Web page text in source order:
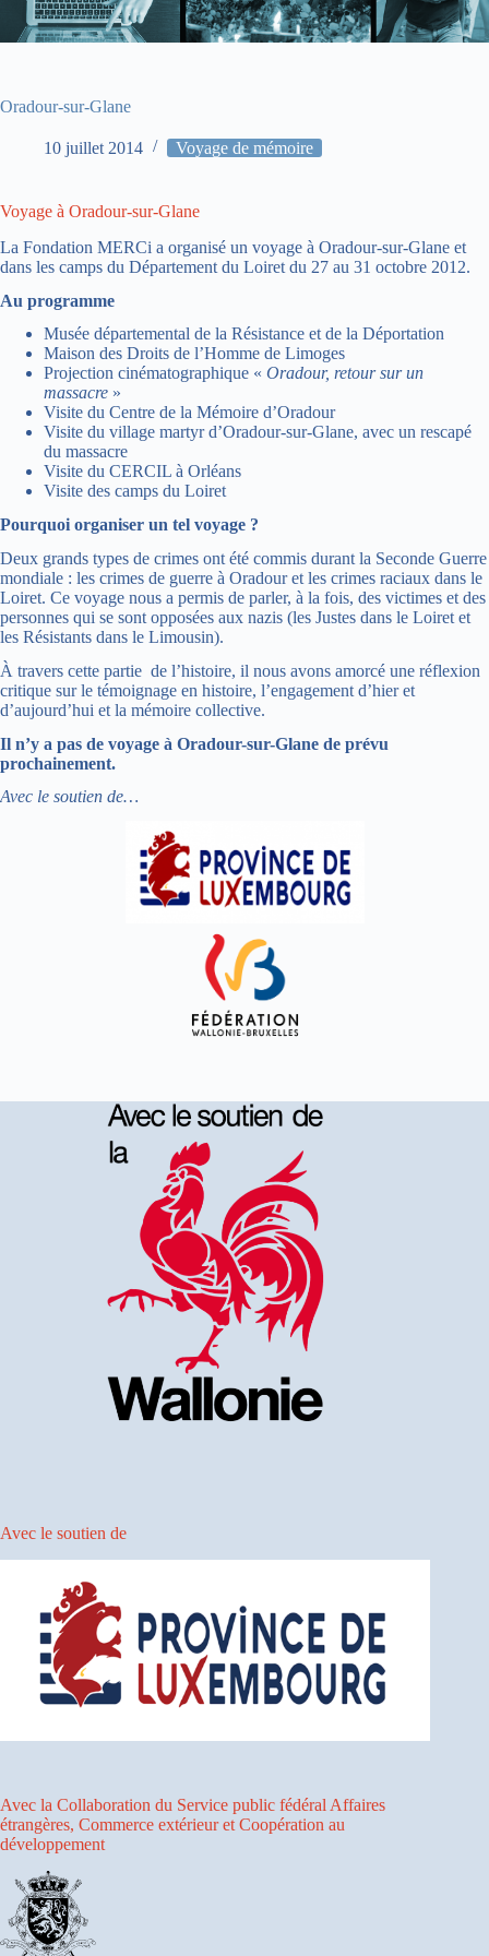
Oradour-sur-Glane
10 juillet 2014 Voyage de mémoire
Voyage à Oradour-sur-Glane
La Fondation MERCi a organisé un voyage à Oradour-sur-Glane et
dans les camps du Département du Loiret du 27 au 31 octobre 2012.
Au programme
Musée départemental de la Résistance et de la Déportation
Maison des Droits de l’Homme de Limoges
Projection cinématographique « Oradour, retour sur un
massacre »
Visite du Centre de la Mémoire d’Oradour
Visite du village martyr d’Oradour-sur-Glane, avec un rescapé
du massacre
Visite du CERCIL à Orléans
Visite des camps du Loiret
Pourquoi organiser un tel voyage ?
Deux grands types de crimes ont été commis durant la Seconde Guerre
mondiale : les crimes de guerre à Oradour et les crimes raciaux dans le
Loiret. Ce voyage nous a permis de parler, à la fois, des victimes et des
personnes qui se sont opposées aux nazis (les Justes dans le Loiret et
les Résistants dans le Limousin).
À travers cette partie de l’histoire, il nous avons amorcé une réflexion
critique sur le témoignage en histoire, l’engagement d’hier et
d’aujourd’hui et la mémoire collective.
Il n’y a pas de voyage à Oradour-sur-Glane de prévu
prochainement.
Avec le soutien de…
Avec le soutien de
Avec la Collaboration du Service public fédéral Affaires
étrangères, Commerce extérieur et Coopération au
développement